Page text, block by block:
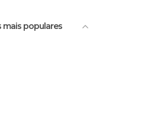
mais populares